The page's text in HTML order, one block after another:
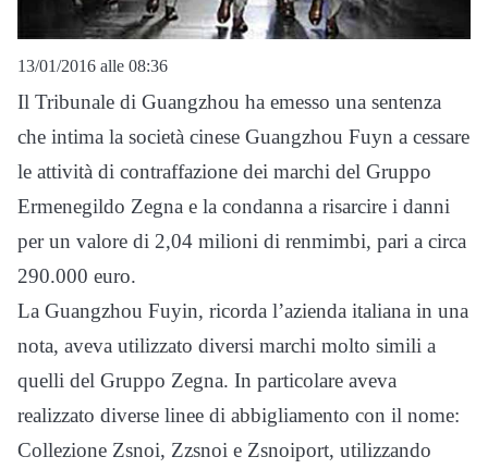
13/01/2016 alle 08:36
Il Tribunale di Guangzhou ha emesso una sentenza
che intima la società cinese Guangzhou Fuyn a cessare
le attività di contraffazione dei marchi del Gruppo
Ermenegildo Zegna e la condanna a risarcire i danni
per un valore di 2,04 milioni di renmimbi, pari a circa
290.000 euro.
La Guangzhou Fuyin, ricorda l’azienda italiana in una
nota, aveva utilizzato diversi marchi molto simili a
quelli del Gruppo Zegna. In particolare aveva
realizzato diverse linee di abbigliamento con il nome:
Collezione Zsnoi, Zzsnoi e Zsnoiport, utilizzando